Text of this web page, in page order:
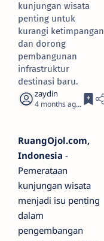
kunjungan wisata
penting untuk
kurangi ketimpangan
dan dorong
pembangunan
infrastruktur
destinasi baru.
4 months ago 2
RuangOjol.com,
Indonesia -
Pemerataan
kunjungan wisata
menjadi isu penting
dalam
pengembangan